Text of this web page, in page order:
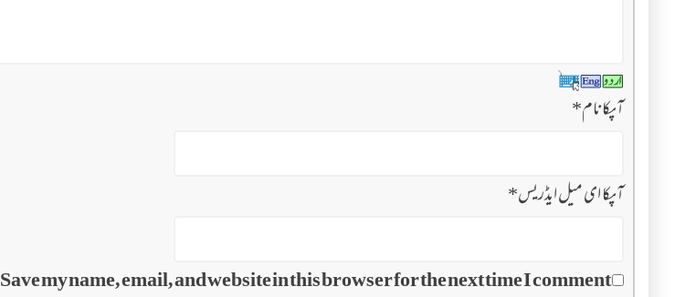
آپکا نام*
آپکا ای میل ایڈریس*
Save my name, email, and website in this browser for the next time I comment.